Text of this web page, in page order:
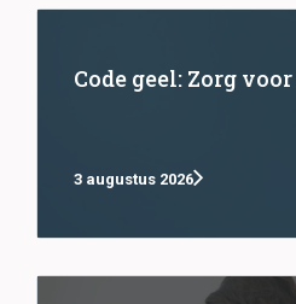
Code geel: Zorg
3 augustus 2026